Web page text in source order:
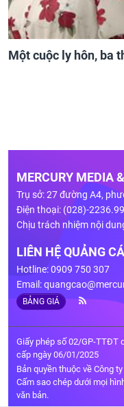
Một cuộc ly hôn, ba
MERCURY MEDIA
Trụ sở: 27 đường A4,
Điện thoại: (028)-
Chịu trách nhiệm nội
LIÊN HỆ QUẢNG
Hotline: 0909 750 307
Email:
BẢNG GIÁ
Giấy phép số 02/GP-TTĐT
cấp ngày 06/01/2025
Bản quyền thuộc về Công
Cấm sao chép dưới mọi
văn bản.